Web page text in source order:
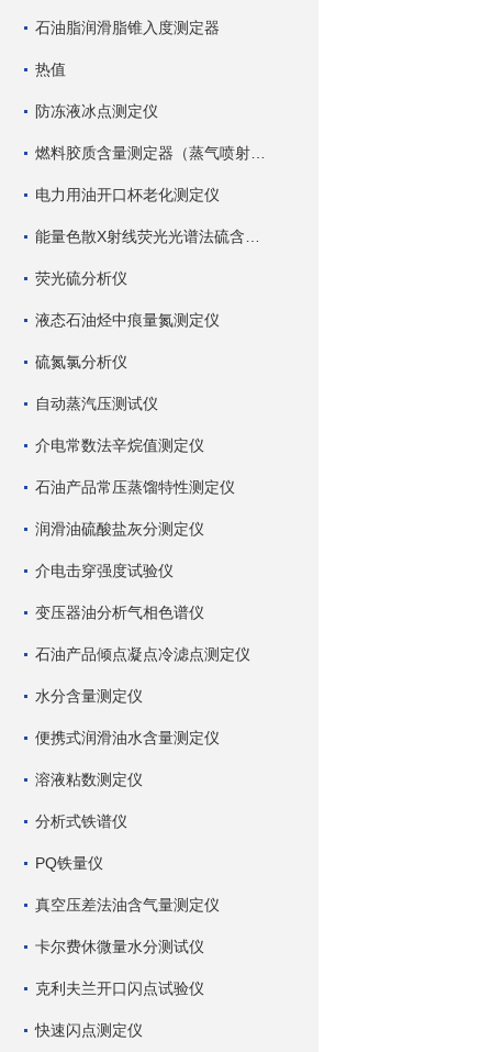
石油脂润滑脂锥入度测定器
热值
防冻液冰点测定仪
电力用油开口杯老化测定仪
荧光硫分析仪
液态石油烃中痕量氮测定仪
硫氮氯分析仪
自动蒸汽压测试仪
介电常数法辛烷值测定仪
石油产品常压蒸馏特性测定仪
润滑油硫酸盐灰分测定仪
介电击穿强度试验仪
变压器油分析气相色谱仪
石油产品倾点凝点冷滤点测定仪
水分含量测定仪
便携式润滑油水含量测定仪
溶液粘数测定仪
分析式铁谱仪
PQ铁量仪
真空压差法油含气量测定仪
卡尔费休微量水分测试仪
克利夫兰开口闪点试验仪
快速闪点测定仪